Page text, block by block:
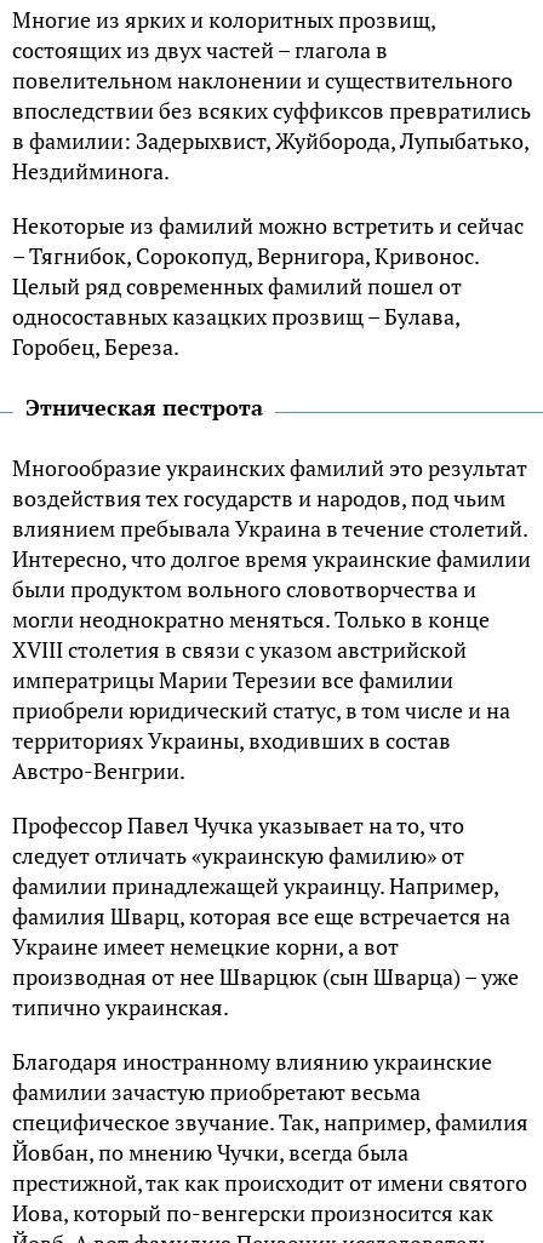
Многие из ярких и колоритных прозвищ,
состоящих из двух частей – глагола в
повелительном наклонении и существительного
впоследствии без всяких суффиксов превратились
в фамилии: Задерыхвист, Жуйборода, Лупыбатько,
Нездийминога.
Некоторые из фамилий можно встретить и сейчас
– Тягнибок, Сорокопуд, Вернигора, Кривонос.
Целый ряд современных фамилий пошел от
односоставных казацких прозвищ – Булава,
Горобец, Береза.
Этническая пестрота
Многообразие украинских фамилий это результат
воздействия тех государств и народов, под чьим
влиянием пребывала Украина в течение столетий.
Интересно, что долгое время украинские фамилии
были продуктом вольного словотворчества и
могли неоднократно меняться. Только в конце
XVIII столетия в связи с указом австрийской
императрицы Марии Терезии все фамилии
приобрели юридический статус, в том числе и на
территориях Украины, входивших в состав
Австро-Венгрии.
Профессор Павел Чучка указывает на то, что
следует отличать «украинскую фамилию» от
фамилии принадлежащей украинцу. Например,
фамилия Шварц, которая все еще встречается на
Украине имеет немецкие корни, а вот
производная от нее Шварцюк (сын Шварца) – уже
типично украинская.
Благодаря иностранному влиянию украинские
фамилии зачастую приобретают весьма
специфическое звучание. Так, например, фамилия
Йовбан, по мнению Чучки, всегда была
престижной, так как происходит от имени святого
Иова, который по-венгерски произносится как